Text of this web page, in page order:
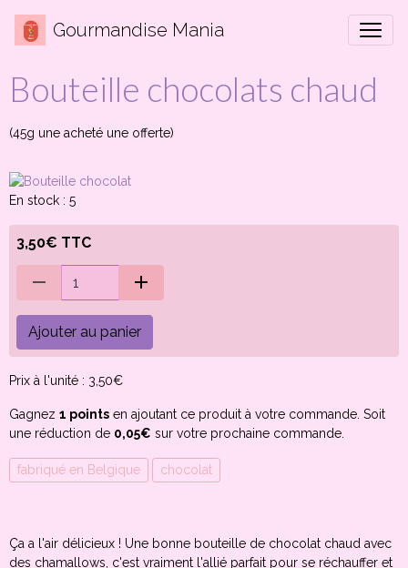
Gourmandise Mania
Bouteille chocolats chaud
(45g une acheté une offerte)
En stock : 5
3,50€ TTC
Ajouter au panier
Prix à l'unité : 3,50€
Gagnez 1 points en ajoutant ce produit à votre commande. Soit
une réduction de 0,05€ sur votre prochaine commande.
fabriqué en Belgique chocolat
Ça a l'air délicieux ! Une bonne bouteille de chocolat chaud avec
des chamallows, c'est vraiment l'allié parfait pour se réchauffer et